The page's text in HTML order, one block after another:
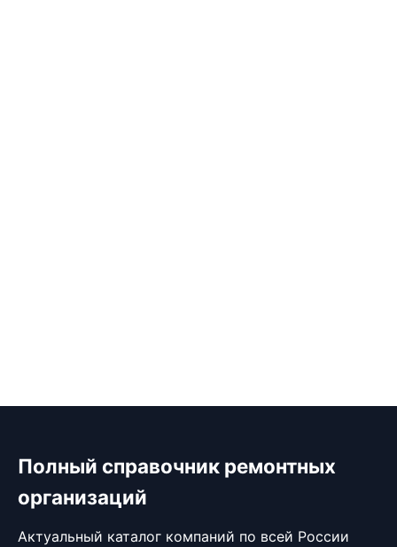
Полный справочник ремонтных
организаций
Актуальный каталог компаний по всей России